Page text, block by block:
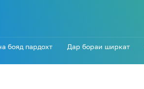
бояд пардохт Дар бораи ширкат